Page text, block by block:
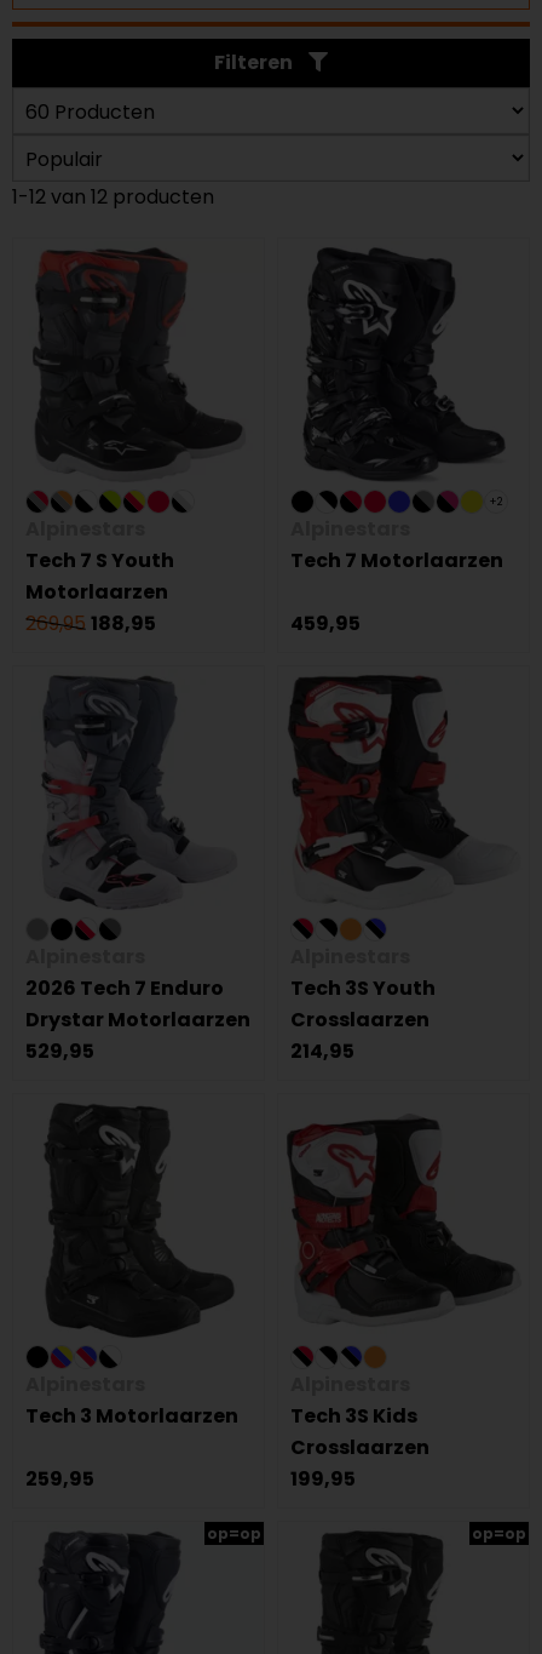
Filteren
1-12 van 12 producten
Tech 7 S Youth
Motorlaarzen
269,95188,95
+2
Tech 7 Motorlaarzen
459,95
2026 Tech 7 Enduro
Drystar Motorlaarzen
529,95
Tech 3S Youth
Crosslaarzen
214,95
Tech 3 Motorlaarzen
259,95
Tech 3S Kids
Crosslaarzen
199,95
op=op op=op